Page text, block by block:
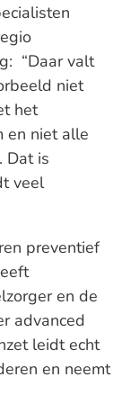
“Daar valt
niet
het
en niet alle
Dat is
veel
preventief
en de
advanced
leidt echt
en neemt